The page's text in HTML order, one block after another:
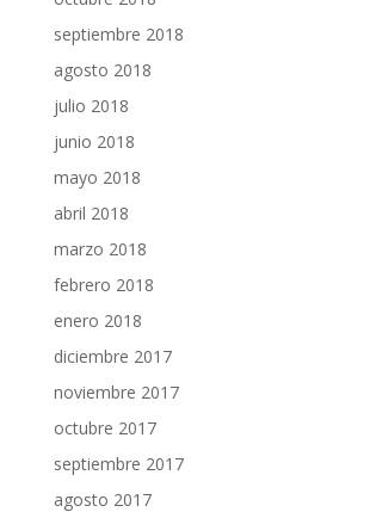
septiembre 2018
agosto 2018
julio 2018
junio 2018
mayo 2018
abril 2018
marzo 2018
febrero 2018
enero 2018
diciembre 2017
noviembre 2017
octubre 2017
septiembre 2017
agosto 2017